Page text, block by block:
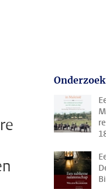
Onderzoek